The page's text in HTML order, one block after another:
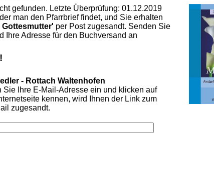
gefunden. Letzte Überprüfung: 01.12.2019
man den Pfarrbrief findet, und Sie erhalten
per Post zugesandt. Senden Sie
Ihre Adresse für den Buchversand an
- Rottach Waltenhofen
Ihre E-Mail-Adresse ein und klicken auf
kennen, wird Ihnen der Link zum
zugesandt.